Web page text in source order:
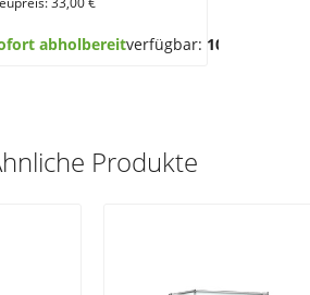
abholbereitverfügbar: 100
Produkte